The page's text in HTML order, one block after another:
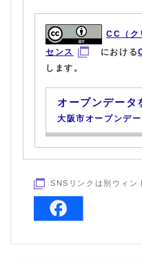
CC（ク
センス
における
します。
オープンデータ
大阪市オープンデ
SNSリンクは別ウィン